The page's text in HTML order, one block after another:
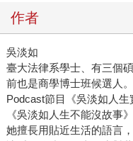
作者
吳淡如
臺大法律系學士、有三個
前也是商學博士班候選人。
Podcast節目《吳淡如人生
《吳淡如人生不能沒故事
她擅長用貼近生活的語言